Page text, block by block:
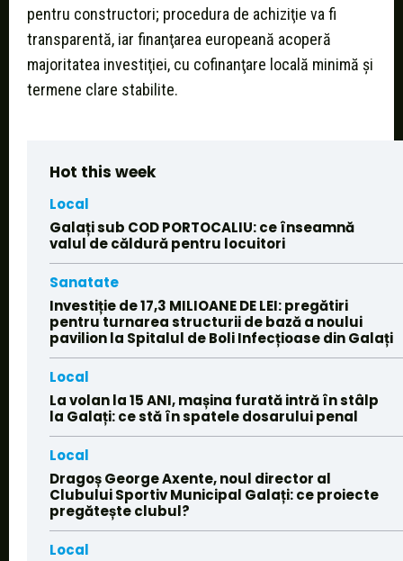
pentru constructori; procedura de achiziţie va fi
transparentă, iar finanţarea europeană acoperă
majoritatea investiţiei, cu cofinanţare locală minimă și
termene clare stabilite.
Hot this week
Local
Galați sub COD PORTOCALIU: ce înseamnă
valul de căldură pentru locuitori
Sanatate
Investiție de 17,3 MILIOANE DE LEI: pregătiri
pentru turnarea structurii de bază a noului
pavilion la Spitalul de Boli Infecțioase din Galați
Local
La volan la 15 ANI, mașina furată intră în stâlp
la Galați: ce stă în spatele dosarului penal
Local
Dragoș George Axente, noul director al
Clubului Sportiv Municipal Galați: ce proiecte
pregătește clubul?
Local